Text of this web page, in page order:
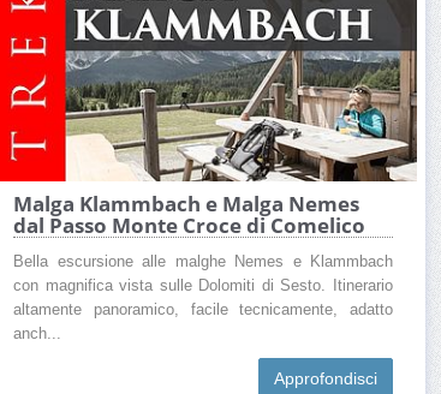
Malga Klammbach e Malga Nemes
dal Passo Monte Croce di Comelico
Bella escursione alle malghe Nemes e Klammbach
con magnifica vista sulle Dolomiti di Sesto. Itinerario
altamente panoramico, facile tecnicamente, adatto
anch...
Approfondisci